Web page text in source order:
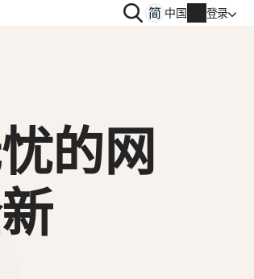
索
中国 登录
的网